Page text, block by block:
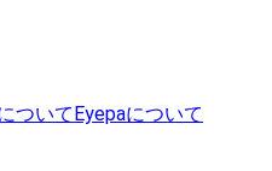
ついてEyepaについて